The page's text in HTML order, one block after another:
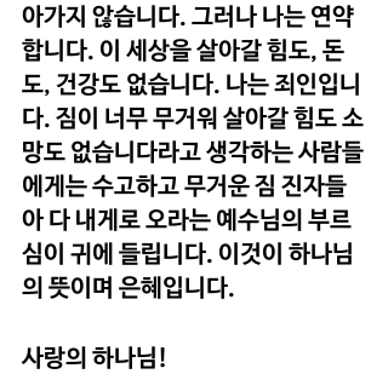
아가지 않습니다. 그러나 나는 연약
합니다. 이 세상을 살아갈 힘도, 돈
도, 건강도 없습니다. 나는 죄인입니
다. 짐이 너무 무거워 살아갈 힘도 소
망도 없습니다라고 생각하는 사람들
에게는 수고하고 무거운 짐 진자들
아 다 내게로 오라는 예수님의 부르
심이 귀에 들립니다. 이것이 하나님
의 뜻이며 은혜입니다.
사랑의 하나님!